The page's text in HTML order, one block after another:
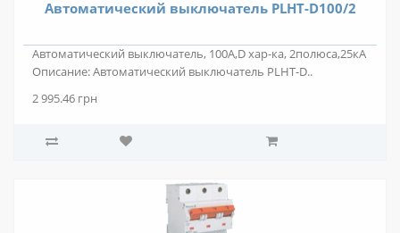
Автоматический выключатель PLHT-D100/2
Автоматический выключатель, 100А,D хар-ка, 2полюса,25кА
Описание: Автоматический выключатель PLHT-D..
2 995.46 грн